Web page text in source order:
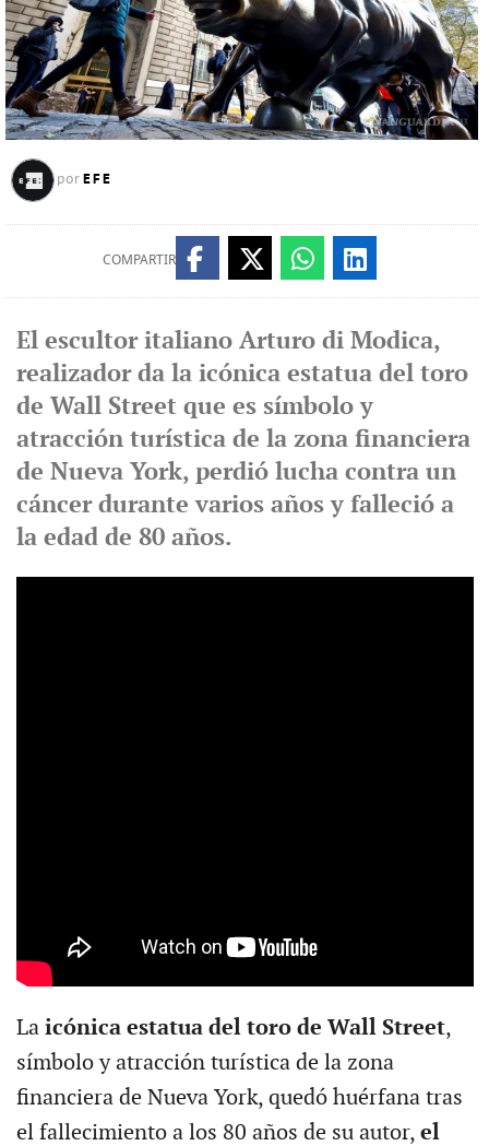
por EFE
COMPARTIR
El escultor italiano Arturo di Modica,
realizador da la icónica estatua del toro
de Wall Street que es símbolo y
atracción turística de la zona financiera
de Nueva York, perdió lucha contra un
cáncer durante varios años y falleció a
la edad de 80 años.
La icónica estatua del toro de Wall Street,
símbolo y atracción turística de la zona
financiera de Nueva York, quedó huérfana tras
el fallecimiento a los 80 años de su autor, el